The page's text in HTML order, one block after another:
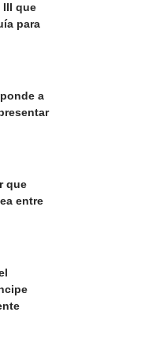
III que
para
a
que
entre